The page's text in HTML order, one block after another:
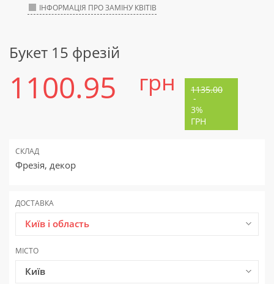
ІНФОРМАЦІЯ ПРО ЗАМІНУ КВІТІВ
Букет 15 фрезій
1100.95 грн 1135.00
-
3%
ГРН
СКЛАД
Фрезія, декор
ДОСТАВКА
Київ і область
МІСТО
Київ